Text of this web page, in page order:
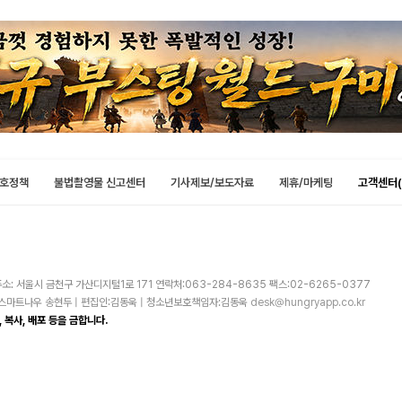
정책 불법촬영물 신고센터 기사제보/보도자료 제휴/마케팅 고객센
소: 서울시 금천구 가산디지털1로 171 연락처:063-284-8635 팩스:02-6265-0377
나우 송현두 | 편집인:김동욱 | 청소년보호책임자:김동욱 desk@hungryapp.co.kr
사, 배포 등을 금합니다.